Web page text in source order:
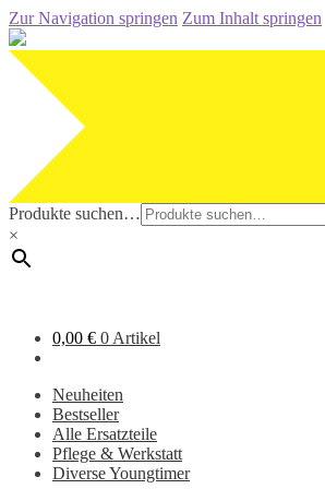
Zur Navigation springen Zum Inhalt springen
Produkte suchen…
×
0,00 € 0 Artikel
Neuheiten
Bestseller
Alle Ersatzteile
Pflege & Werkstatt
Diverse Youngtimer